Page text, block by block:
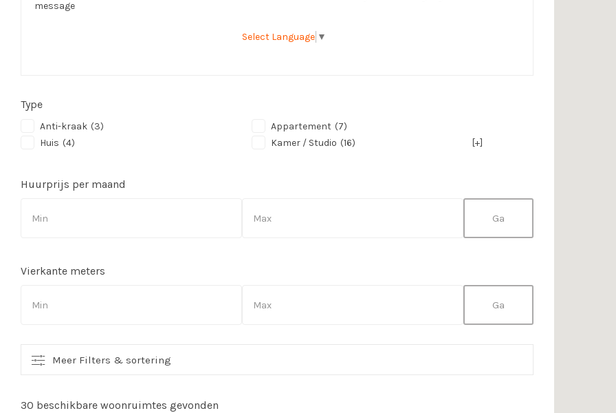
message
Select Language ▼
Type
Anti-kraak (3) Appartement (7)
Huis (4) Kamer / Studio (16) [+]
Huurprijs per maand
Vierkante meters
Meer Filters & sortering
30 beschikbare woonruimtes gevonden